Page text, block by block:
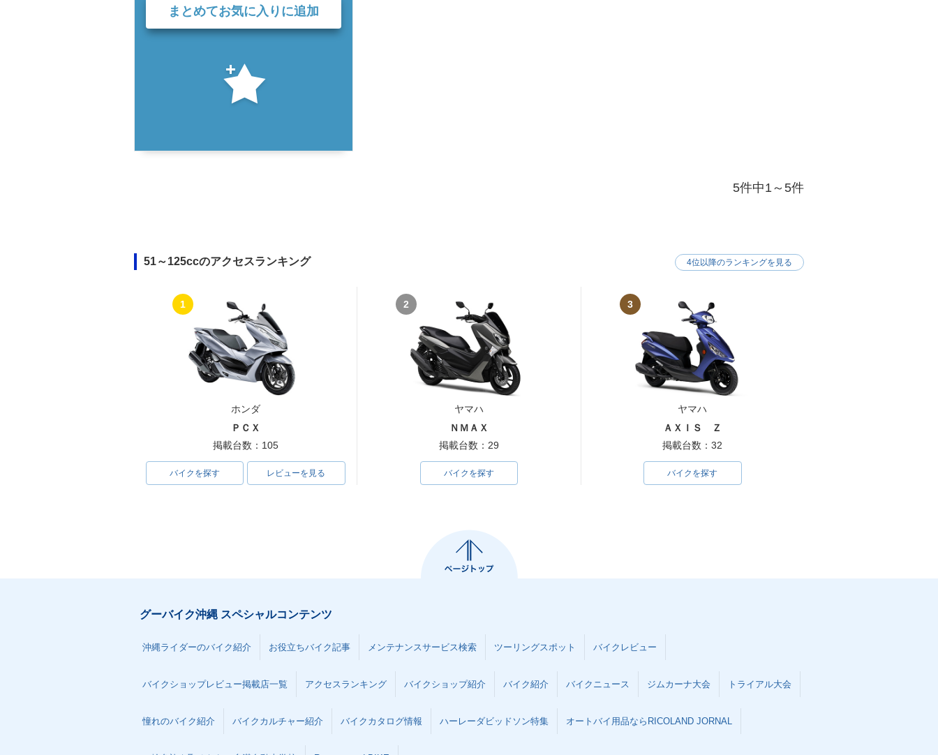
まとめてお気に入りに追加
5件中1～5件
51～125ccのアクセスランキング
1
ホンダ
ＰＣＸ
掲載台数：105
バイクを探す レビューを見る
2
ヤマハ
ＮＭＡＸ
掲載台数：29
バイクを探す
3
ヤマハ
ＡＸＩＳ Ｚ
掲載台数：32
バイクを探す
4位以降のランキングを見る
グーバイク沖縄 スペシャルコンテンツ
沖縄ライダーのバイク紹介 お役立ちバイク記事 メンテナンスサービス検索 ツーリングスポット バイクレビュー
バイクショップレビュー掲載店一覧 アクセスランキング バイクショップ紹介 バイク紹介 バイクニュース ジムカーナ大会 トライアル大会
憧れのバイク紹介 バイクカルチャー紹介 バイクカタログ情報 ハーレーダビッドソン特集 オートバイ用品ならRICOLAND JORNAL